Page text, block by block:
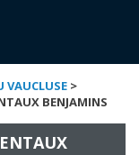
VAUCLUSE >
BENJAMINS